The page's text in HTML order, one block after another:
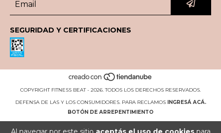
SEGURIDAD Y CERTIFICACIONES
COPYRIGHT FITNESS BEAT - 2026. TODOS LOS DERECHOS RESERVADOS.
DEFENSA DE LAS Y LOS CONSUMIDORES. PARA RECLAMOS INGRESÁ ACÁ.
BOTÓN DE ARREPENTIMIENTO